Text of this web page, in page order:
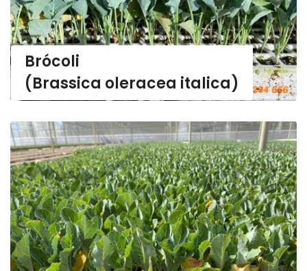
Brócoli
(Brassica oleracea italica)
(Brassica oleracea botrytis)